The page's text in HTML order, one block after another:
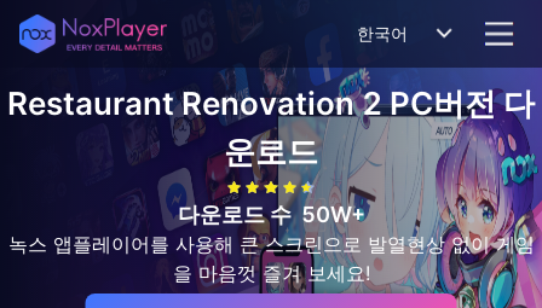
한국어
Restaurant Renovation 2PC버전 다
운로드
다운로드 수 50W+
녹스 앱플레이어를 사용해 큰 스크린으로 발열현상 없이 게임
을 마음껏 즐겨 보세요!